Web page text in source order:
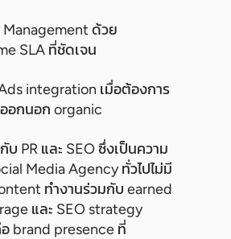
ด้วย
SLA ที่ชัดเจน
integration เมื่อต้องการ
อกนอก organic
PR และ SEO ซึ่งเป็นความ
Media Agency ทั่วไปไม่มี
ทำงานร่วมกับ earned
และ SEO strategy
brand presence ที่